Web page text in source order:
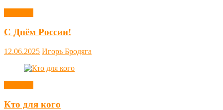
С Днём России!
12.06.2025 Игорь Бродяга
Кто для кого